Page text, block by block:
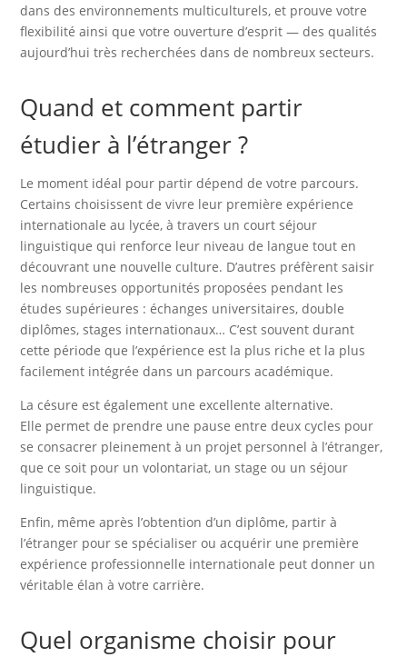
dans des environnements multiculturels, et prouve votre
flexibilité ainsi que votre ouverture d’esprit — des qualités
aujourd’hui très recherchées dans de nombreux secteurs.
Quand et comment partir
étudier à l’étranger ?
Le moment idéal pour partir dépend de votre parcours.
Certains choisissent de vivre leur première expérience
internationale au lycée, à travers un court séjour
linguistique qui renforce leur niveau de langue tout en
découvrant une nouvelle culture. D’autres préfèrent saisir
les nombreuses opportunités proposées pendant les
études supérieures : échanges universitaires, double
diplômes, stages internationaux… C’est souvent durant
cette période que l’expérience est la plus riche et la plus
facilement intégrée dans un parcours académique.
La césure est également une excellente alternative.
Elle permet de prendre une pause entre deux cycles pour
se consacrer pleinement à un projet personnel à l’étranger,
que ce soit pour un volontariat, un stage ou un séjour
linguistique.
Enfin, même après l’obtention d’un diplôme, partir à
l’étranger pour se spécialiser ou acquérir une première
expérience professionnelle internationale peut donner un
véritable élan à votre carrière.
Quel organisme choisir pour